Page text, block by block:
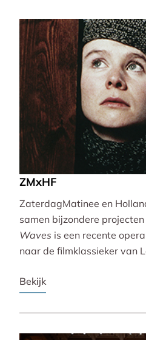
Andrea Marcon.
ZMxHF
ZaterdagMatinee en
samen bijzondere
Waves is een recente
naar de filmklassieker van
met live muziek van
Bekijk